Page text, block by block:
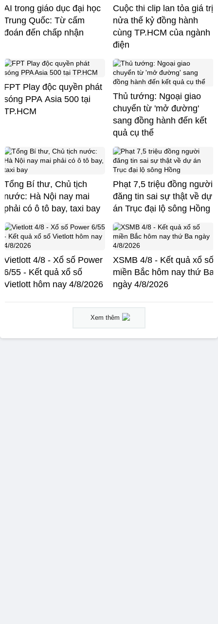
AI trong giáo dục đại học
Trung Quốc: Từ cấm
đoán đến chấp nhận
Cuộc thi clip lan tỏa giá trị
nửa thế kỷ đồng hành
cùng TP.HCM của ngành
điện
FPT Play độc quyền phát
sóng PPA Asia 500 tại
TP.HCM
Thủ tướng: Ngoại giao
chuyển từ 'mở đường'
sang đồng hành đến kết
quả cụ thể
Tổng Bí thư, Chủ tịch
nước: Hà Nội nay mai
phải có ô tô bay, taxi bay
Phạt 7,5 triệu đồng người
đăng tin sai sự thật về dự
án Trục đại lộ sông Hồng
Vietlott 4/8 - Xổ số Power
6/55 - Kết quả xổ số
Vietlott hôm nay 4/8/2026
XSMB 4/8 - Kết quả xổ số
miền Bắc hôm nay thứ Ba
ngày 4/8/2026
Xem thêm